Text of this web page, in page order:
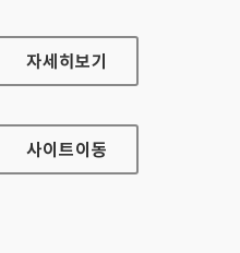
사회보장위원회 국문 홈페이지
자세히보기
사이트이동